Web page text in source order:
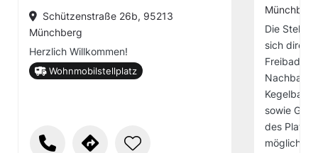
Schützenstraße 26b, 95213
Münchberg
Herzlich Willkommen!
Wohnmobilstellplatz
Münchberg
Die
sich direkt
Freibad in
sowie
des
möglich.